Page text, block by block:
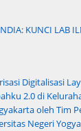
KUNCI LAB
Digitalisasi
2.0 di
oleh Tim
Negeri